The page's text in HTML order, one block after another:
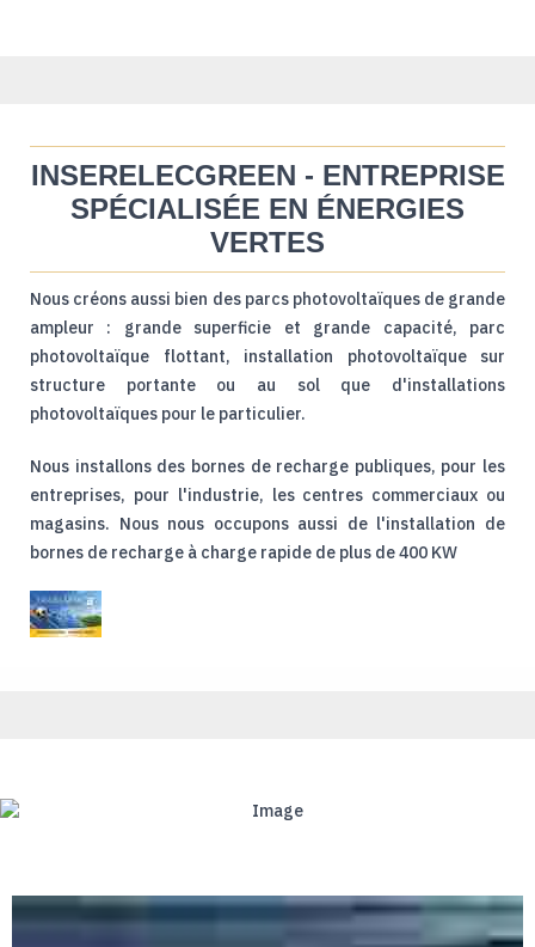
INSERELECGREEN - ENTREPRISE
SPÉCIALISÉE EN ÉNERGIES
VERTES
Nous créons aussi bien des parcs photovoltaïques de grande
ampleur : grande superficie et grande capacité, parc
photovoltaïque flottant, installation photovoltaïque sur
structure portante ou au sol que d'installations
photovoltaïques pour le particulier.
Nous installons des bornes de recharge publiques, pour les
entreprises, pour l'industrie, les centres commerciaux ou
magasins. Nous nous occupons aussi de l'installation de
bornes de recharge à charge rapide de plus de 400 KW